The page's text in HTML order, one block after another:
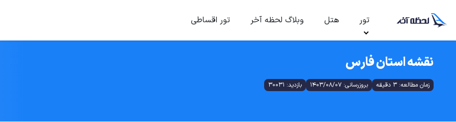
تور هتل وبلاگ لحظه آخر تور اقساطی
نقشه استان فارس
زمان مطالعه: 3 دقیقه بروزرسانی: 1403/08/07 بازدید: 30031